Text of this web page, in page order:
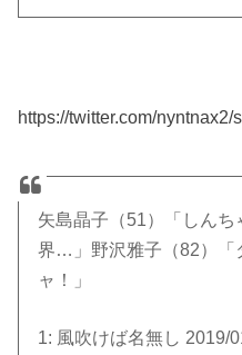
https://twitter.com/
矢島晶子（51）「しん
界…」野沢雅子（82）「
ャ！」
1: 風吹けば名無し 2019/